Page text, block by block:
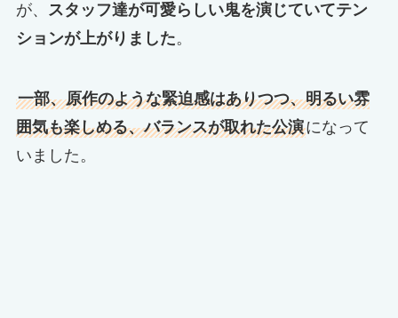
が、 スタッフ達が可愛らしい鬼を演じていてテン
ションが上がりました。
一部、原作のような緊迫感はありつつ、明るい雰
囲気も楽しめる、バランスが取れた公演になって
いました。